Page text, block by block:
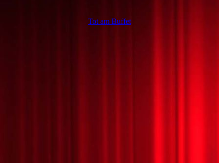
Tot am Buffet